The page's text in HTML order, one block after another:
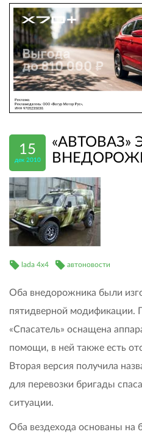
15
дек 2010
«АВТОВАЗ»
lada 4x4 автоновости
Оба внедорожника были
пятидверной модификации.
«Спасатель» оснащена
помощи, в ней также есть
Вторая версия получила
для перевозки бригады
ситуации.
Оба вездехода основаны на